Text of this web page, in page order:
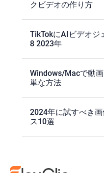
クビデオの作り方
TikTokにAIビデオジ
8 2023年
Windows/Macで動
単な方法
2024年に試すべき
ス10選